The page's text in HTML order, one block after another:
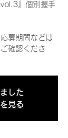
vol.3』個別握手
募期間などは
確認くださ
した
見る